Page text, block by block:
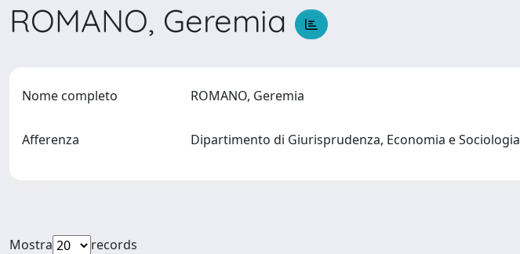
ROMANO, Geremia
Nome completo ROMANO, Geremia
Afferenza Dipartimento di Giurisprudenza, Economia e Sociologia
Mostra
records